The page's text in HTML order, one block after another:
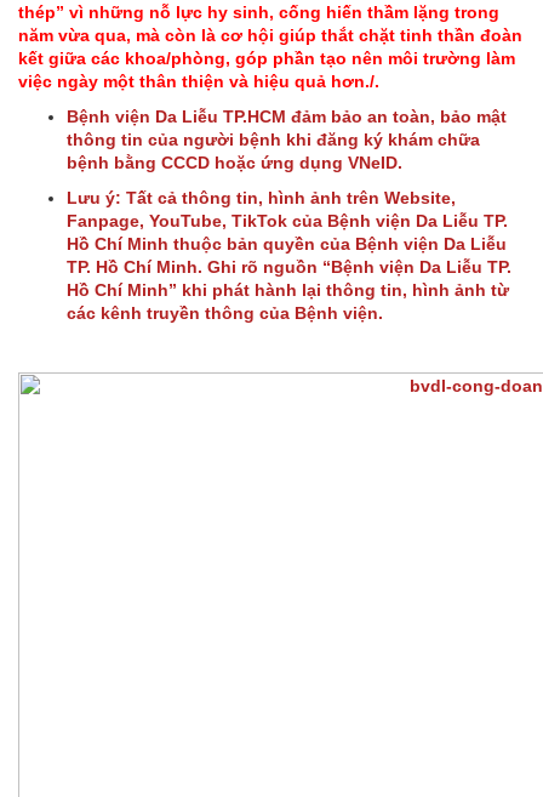
thép” vì những nỗ lực hy sinh, cống hiến thầm lặng trong
năm vừa qua, mà còn là cơ hội giúp thắt chặt tinh thần đoàn
kết giữa các khoa/phòng, góp phần tạo nên môi trường làm
việc ngày một thân thiện và hiệu quả hơn./.
Bệnh viện Da Liễu TP.HCM đảm bảo an toàn, bảo mật
thông tin của người bệnh khi đăng ký khám chữa
bệnh bằng CCCD hoặc ứng dụng VNeID.
Lưu ý: Tất cả thông tin, hình ảnh trên Website,
Fanpage, YouTube, TikTok của Bệnh viện Da Liễu TP.
Hồ Chí Minh thuộc bản quyền của Bệnh viện Da Liễu
TP. Hồ Chí Minh. Ghi rõ nguồn “Bệnh viện Da Liễu TP.
Hồ Chí Minh” khi phát hành lại thông tin, hình ảnh từ
các kênh truyền thông của Bệnh viện.